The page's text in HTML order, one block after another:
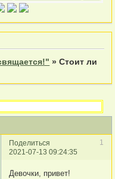
»Стоит ли
Поделиться
1
2021-07-13 09:24:35
Девочки, привет!